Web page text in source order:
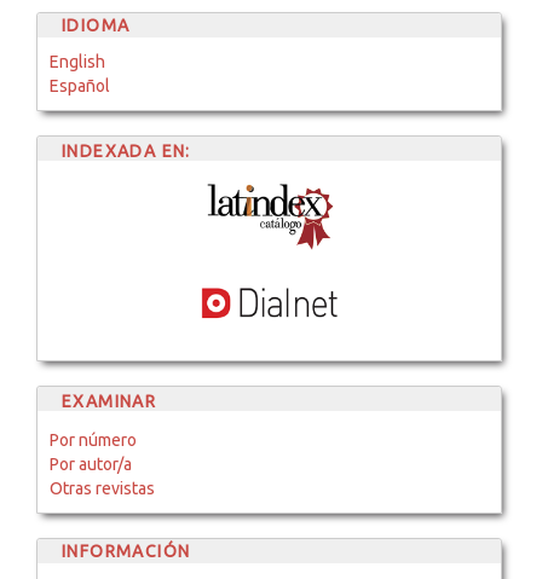
IDIOMA
English
Español
INDEXADA EN:
EXAMINAR
Por número
Por autor/a
Otras revistas
INFORMACIÓN